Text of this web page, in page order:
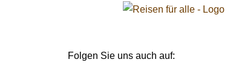
Folgen Sie uns auch auf: